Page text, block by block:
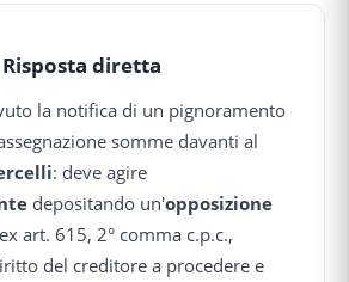
Risposta diretta
la notifica di un pignoramento
somme davanti al
: deve agire
depositando un'opposizione
ex art. 615, 2° comma c.p.c.,
del creditore a procedere e